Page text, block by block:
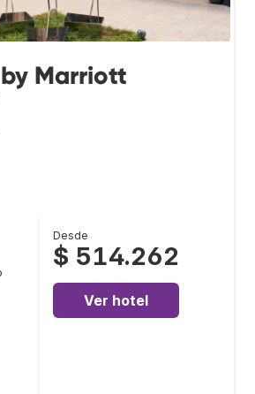
Marriott
Desde
$ 514.262
Ver hotel